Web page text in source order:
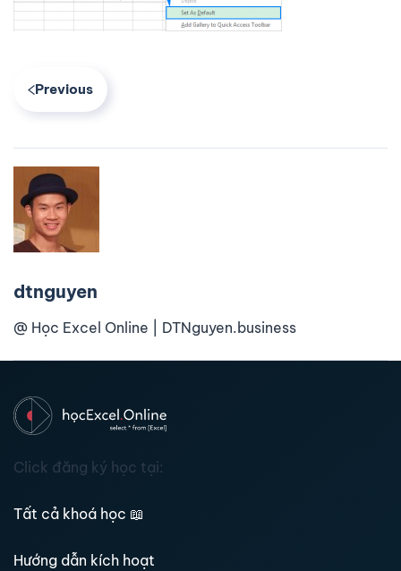
Previous
dtnguyen
@ Học Excel Online | DTNguyen.business
Click đăng ký học tại:
Tất cả khoá học 📖
Hướng dẫn kích hoạt